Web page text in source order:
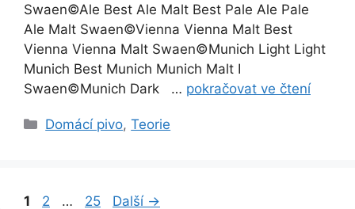
Swaen©Ale Best Ale Malt Best Pale Ale Pale
Ale Malt Swaen©Vienna Vienna Malt Best
Vienna Vienna Malt Swaen©Munich Light Light
Munich Best Munich Munich Malt I
Swaen©Munich Dark … pokračovat ve čtení
Rubriky
Domácí pivo,Teorie
Stránka
1 Stránka
2 … Stránka
25 Další →